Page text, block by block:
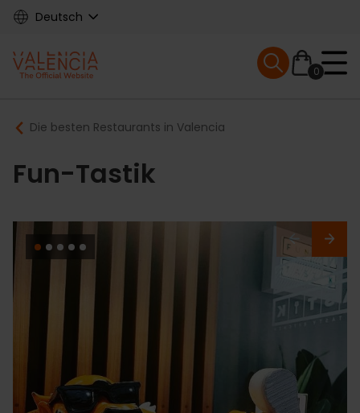
Skip
content
Deutsch
Main
navigation
0
Mobile menu
Breadcrumb
Die besten Restaurants in Valencia
Fun-Tastik